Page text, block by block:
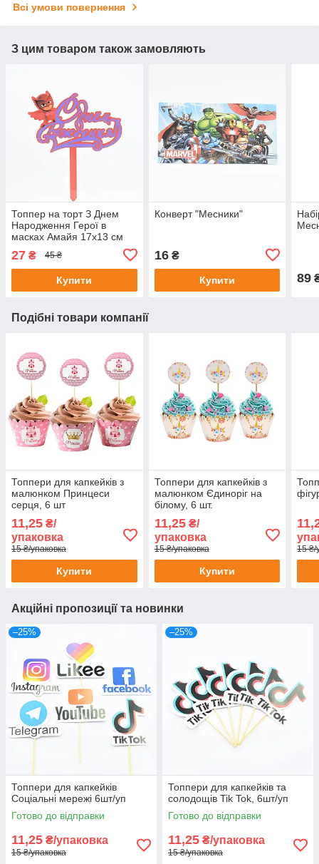
Всі умови повернення
З цим товаром також замовляють
Топпер на торт З Днем
Народження Герої в
масках Амайя 17х13 см
27 ₴ 45 ₴
Купити
Конверт "Месники"
16₴
Купити 89
Подібні товари компанії
Топпери для капкейків з
малюнком Принцеси
серця, 6 шт
11,25 ₴/
упаковка
15 ₴/упаковка
Купити
Топпери для капкейків з
малюнком Єдиноріг на
білому, 6 шт.
11,25₴/
упаковка
15 ₴/упаковка
Купити
15 ₴/
Акційні пропозиції та новинки
–25%
Топпери для капкейків
Соціальні мережі 6шт/уп
Готово до відправки
11,25 ₴/упаковка
15 ₴/упаковка
–25%
Топпери для капкейків та
солодощів Tik Tok, 6шт/уп
Готово до відправки
11,25 ₴/упаковка
15 ₴/упаковка